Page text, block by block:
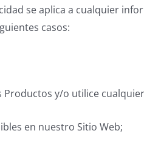
se aplica a cualquier
casos:
y/o utilice
en nuestro Sitio Web;